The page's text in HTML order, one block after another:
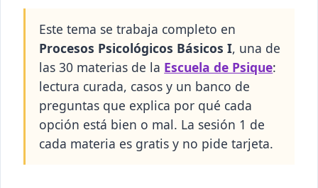
Este tema se trabaja completo en
Procesos Psicológicos Básicos I, una de
las 30 materias de la Escuela de Psique:
lectura curada, casos y un banco de
preguntas que explica por qué cada
opción está bien o mal. La sesión 1 de
cada materia es gratis y no pide tarjeta.